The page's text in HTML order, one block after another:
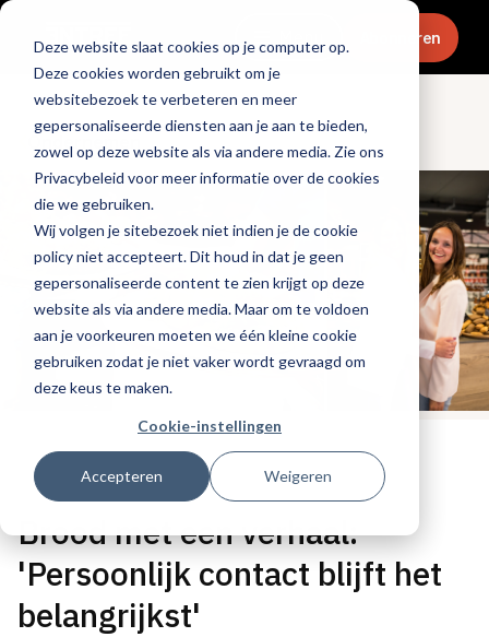
Deze website slaat cookies op je computer op.
Deze cookies worden gebruikt om je
websitebezoek te verbeteren en meer
gepersonaliseerde diensten aan je aan te bieden,
zowel op deze website als via andere media. Zie ons
Privacybeleid voor meer informatie over de cookies
die we gebruiken.
Wij volgen je sitebezoek niet indien je de cookie
policy niet accepteert. Dit houd in dat je geen
gepersonaliseerde content te zien krijgt op deze
website als via andere media. Maar om te voldoen
aan je voorkeuren moeten we één kleine cookie
gebruiken zodat je niet vaker wordt gevraagd om
deze keus te maken.
Cookie-instellingen
Accepteren Weigeren
Menu Abonneren
Ondernemen
Tags:promotioneel
Gepubliceerd op: 30 juni 2026
Brood met een verhaal:
'Persoonlijk contact blijft het
belangrijkst'